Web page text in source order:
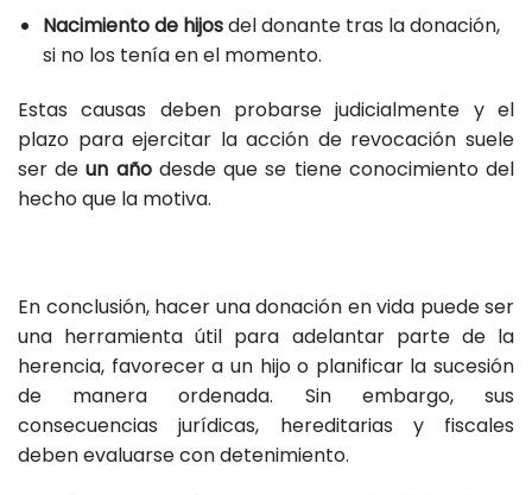
Nacimiento de hijosdel donante tras la donación,
si no los tenía en el momento.
Estas causas deben probarse judicialmente y el
plazo para ejercitar la acción de revocación suele
ser deun añodesde que se tiene conocimiento del
hecho que la motiva.
En conclusión, hacer una donación en vida puede ser
una herramienta útil para adelantar parte de la
herencia, favorecer a un hijo o planificar la sucesión
de manera ordenada. Sin embargo, sus
consecuencias jurídicas, hereditarias y fiscales
deben evaluarse con detenimiento.